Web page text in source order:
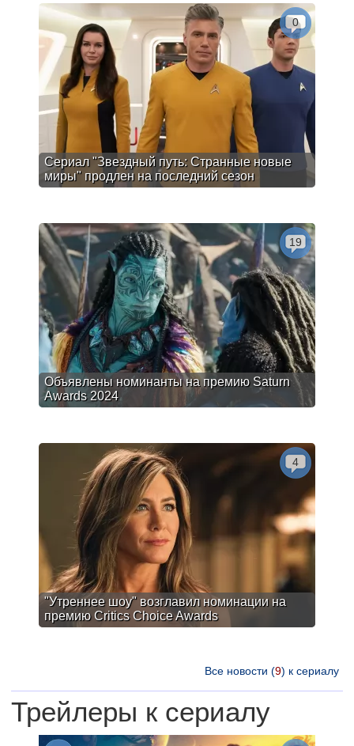
Сериал "Звездный путь: Странные новые
миры" продлен на последний сезон
0
Объявлены номинанты на премию Saturn
Awards 2024
19
"Утреннее шоу" возглавил номинации на
премию Critics Choice Awards
4
Все новости (9) к сериалу
Трейлеры к сериалу